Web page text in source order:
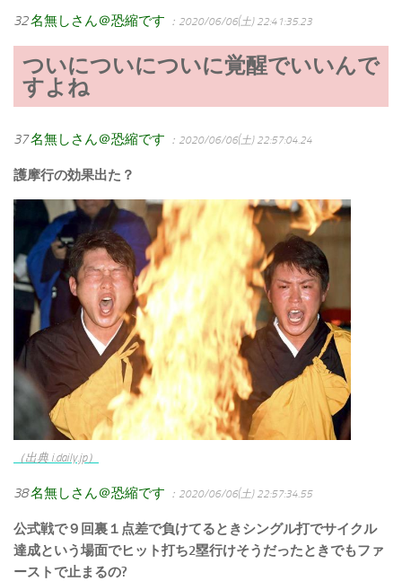
32名無しさん＠恐縮です ：2020/06/06(土) 22:41:35.23
ついについについに覚醒でいいんで
すよね
37名無しさん＠恐縮です ：2020/06/06(土) 22:57:04.24
護摩行の効果出た？
（出典 i.daily.jp）
38名無しさん＠恐縮です ：2020/06/06(土) 22:57:34.55
公式戦で９回裏１点差で負けてるときシングル打でサイクル
達成という場面でヒット打ち2塁行けそうだったときでもファ
ーストで止まるの?